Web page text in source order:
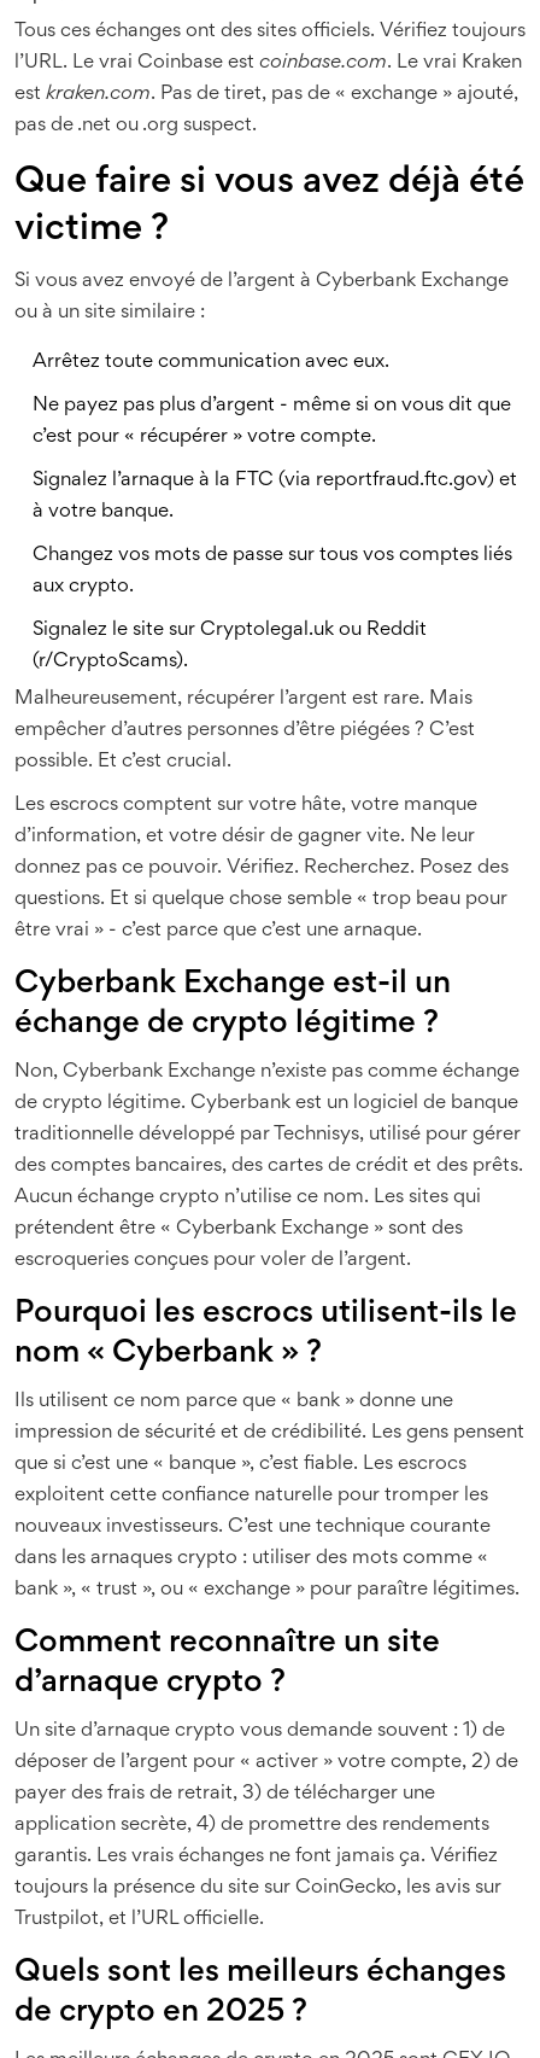
Tous ces échanges ont des sites officiels. Vérifiez toujours
l’URL. Le vrai Coinbase est coinbase.com. Le vrai Kraken
est kraken.com. Pas de tiret, pas de « exchange » ajouté,
pas de .net ou .org suspect.
Que faire si vous avez déjà été
victime ?
Si vous avez envoyé de l’argent à Cyberbank Exchange
ou à un site similaire :
Arrêtez toute communication avec eux.
Ne payez pas plus d’argent - même si on vous dit que
c’est pour « récupérer » votre compte.
Signalez l’arnaque à la FTC (via reportfraud.ftc.gov) et
à votre banque.
Changez vos mots de passe sur tous vos comptes liés
aux crypto.
Signalez le site sur Cryptolegal.uk ou Reddit
(r/CryptoScams).
Malheureusement, récupérer l’argent est rare. Mais
empêcher d’autres personnes d’être piégées ? C’est
possible. Et c’est crucial.
Les escrocs comptent sur votre hâte, votre manque
d’information, et votre désir de gagner vite. Ne leur
donnez pas ce pouvoir. Vérifiez. Recherchez. Posez des
questions. Et si quelque chose semble « trop beau pour
être vrai » - c’est parce que c’est une arnaque.
Cyberbank Exchange est-il un
échange de crypto légitime ?
Non, Cyberbank Exchange n’existe pas comme échange
de crypto légitime. Cyberbank est un logiciel de banque
traditionnelle développé par Technisys, utilisé pour gérer
des comptes bancaires, des cartes de crédit et des prêts.
Aucun échange crypto n’utilise ce nom. Les sites qui
prétendent être « Cyberbank Exchange » sont des
escroqueries conçues pour voler de l’argent.
Pourquoi les escrocs utilisent-ils le
nom « Cyberbank » ?
Ils utilisent ce nom parce que « bank » donne une
impression de sécurité et de crédibilité. Les gens pensent
que si c’est une « banque », c’est fiable. Les escrocs
exploitent cette confiance naturelle pour tromper les
nouveaux investisseurs. C’est une technique courante
dans les arnaques crypto : utiliser des mots comme «
bank », « trust », ou « exchange » pour paraître légitimes.
Comment reconnaître un site
d’arnaque crypto ?
Un site d’arnaque crypto vous demande souvent : 1) de
déposer de l’argent pour « activer » votre compte, 2) de
payer des frais de retrait, 3) de télécharger une
application secrète, 4) de promettre des rendements
garantis. Les vrais échanges ne font jamais ça. Vérifiez
toujours la présence du site sur CoinGecko, les avis sur
Trustpilot, et l’URL officielle.
Quels sont les meilleurs échanges
de crypto en 2025 ?